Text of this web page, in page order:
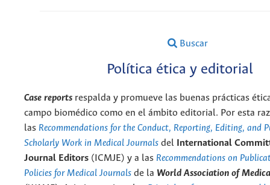
Buscar
Política ética y editorial
Case reports respalda y promueve las buenas prácticas
campo biomédico como en el ámbito editorial. Por esta
las Recommendations for the Conduct, Reporting, Editing, and
Scholarly Work in Medical Journals del International
Journal Editors (ICMJE) y a las Recommendations on
Policies for Medical Journals de la World Association of